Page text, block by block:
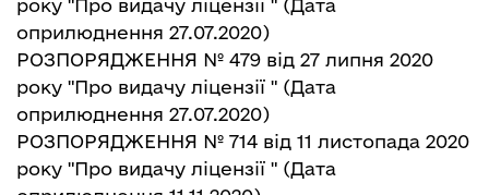
року "Про видачу ліцензії " (Дата
оприлюднення 27.07.2020)
РОЗПОРЯДЖЕННЯ № 479 від 27 липня 2020
року "Про видачу ліцензії " (Дата
оприлюднення 27.07.2020)
РОЗПОРЯДЖЕННЯ № 714 від 11 листопада 2020
року "Про видачу ліцензії " (Дата